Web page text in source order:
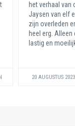
het verhaal van
Jaysen van elf
zijn overleden
heel erg.
lastig en
20 AUGUSTUS 2023